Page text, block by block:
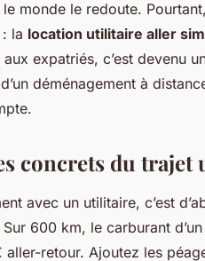
monde le redoute.
la location utilitaire aller
expatriés, c’est devenu
déménagement à
concrets du
avec un utilitaire, c’est
600 km, le carburant
aller-retour. Ajoutez les